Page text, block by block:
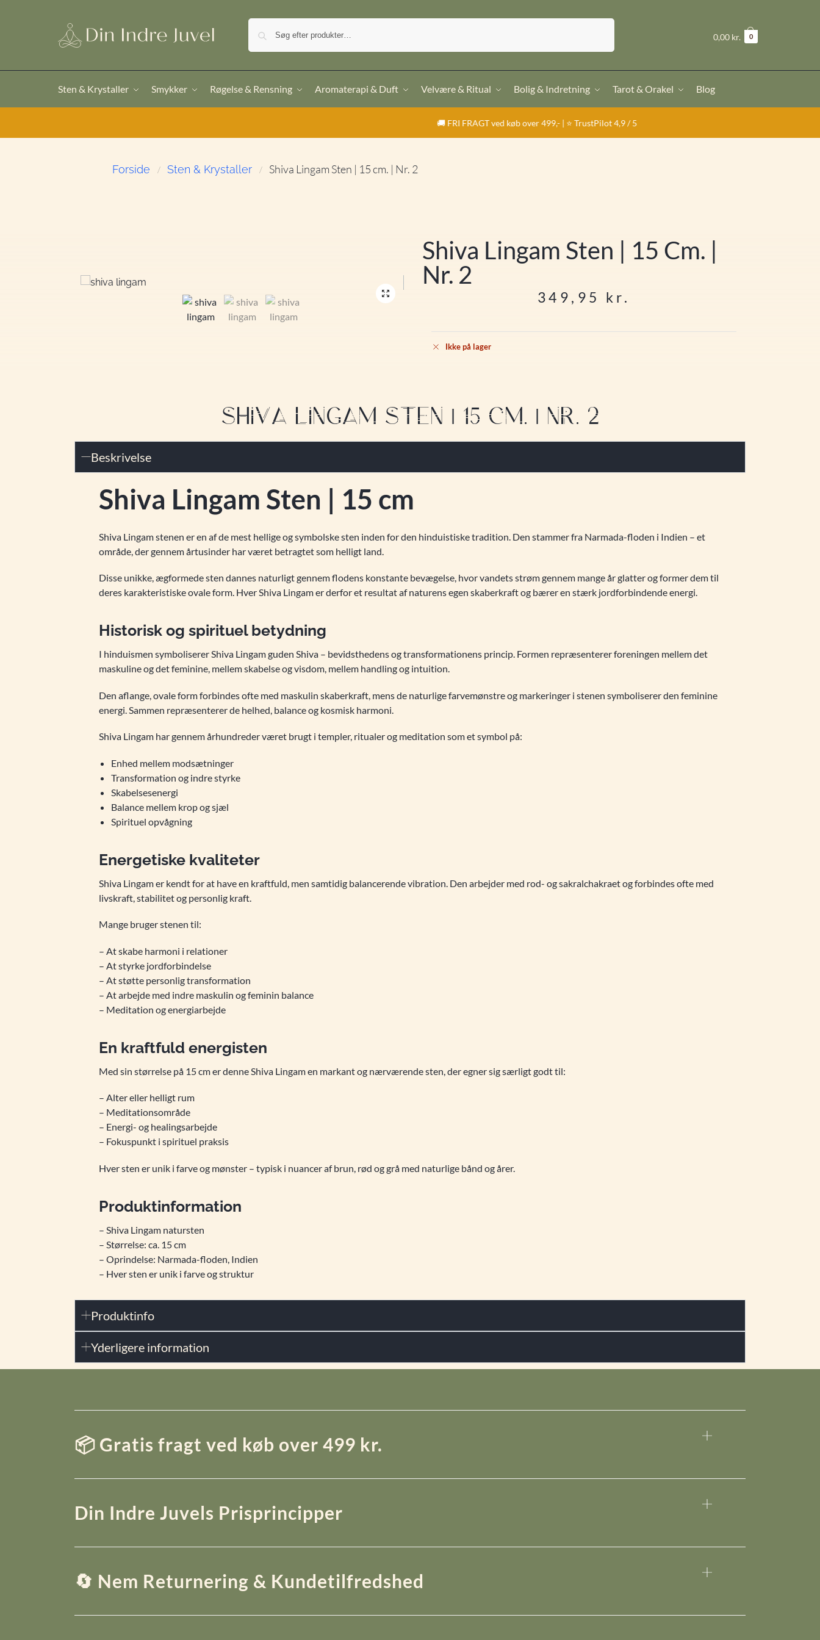
0,00 kr. 0
Sten & Krystaller Smykker Røgelse & Rensning Aromaterapi & Duft Velvære & Ritual Bolig & Indretning Tarot & Orakel Blog
🚚 FRI FRAGT ved køb over 499,- | ⭐ TrustPilot 4,9 / 5
Forside / Sten & Krystaller / Shiva Lingam Sten | 15 cm. | Nr. 2
Shiva Lingam Sten | 15 Cm. |
Nr. 2
349,95 kr.
Ikke på lager
SHIVA LINGAM STEN | 15 CM. | NR. 2
Beskrivelse
Shiva Lingam Sten | 15 cm
Shiva Lingam stenen er en af de mest hellige og symbolske sten inden for den hinduistiske tradition. Den stammer fra Narmada-floden i Indien – et
område, der gennem årtusinder har været betragtet som helligt land.
Disse unikke, ægformede sten dannes naturligt gennem flodens konstante bevægelse, hvor vandets strøm gennem mange år glatter og former dem til
deres karakteristiske ovale form. Hver Shiva Lingam er derfor et resultat af naturens egen skaberkraft og bærer en stærk jordforbindende energi.
Historisk og spirituel betydning
I hinduismen symboliserer Shiva Lingam guden Shiva – bevidsthedens og transformationens princip. Formen repræsenterer foreningen mellem det
maskuline og det feminine, mellem skabelse og visdom, mellem handling og intuition.
Den aflange, ovale form forbindes ofte med maskulin skaberkraft, mens de naturlige farvemønstre og markeringer i stenen symboliserer den feminine
energi. Sammen repræsenterer de helhed, balance og kosmisk harmoni.
Shiva Lingam har gennem århundreder været brugt i templer, ritualer og meditation som et symbol på:
Enhed mellem modsætninger
Transformation og indre styrke
Skabelsesenergi
Balance mellem krop og sjæl
Spirituel opvågning
Energetiske kvaliteter
Shiva Lingam er kendt for at have en kraftfuld, men samtidig balancerende vibration. Den arbejder med rod- og sakralchakraet og forbindes ofte med
livskraft, stabilitet og personlig kraft.
Mange bruger stenen til:
– At skabe harmoni i relationer
– At styrke jordforbindelse
– At støtte personlig transformation
– At arbejde med indre maskulin og feminin balance
– Meditation og energiarbejde
En kraftfuld energisten
Med sin størrelse på 15 cm er denne Shiva Lingam en markant og nærværende sten, der egner sig særligt godt til:
– Alter eller helligt rum
– Meditationsområde
– Energi- og healingsarbejde
– Fokuspunkt i spirituel praksis
Hver sten er unik i farve og mønster – typisk i nuancer af brun, rød og grå med naturlige bånd og årer.
Produktinformation
– Shiva Lingam natursten
– Størrelse: ca. 15 cm
– Oprindelse: Narmada-floden, Indien
– Hver sten er unik i farve og struktur
Produktinfo
Yderligere information
📦 Gratis fragt ved køb over 499 kr.
Din Indre Juvels Prisprincipper
🔄 Nem Returnering & Kundetilfredshed